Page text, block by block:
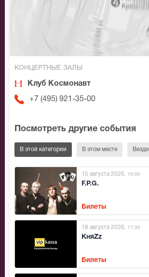
КОНЦЕРТНЫЕ ЗАЛЫ
Клуб Космонавт
+7 (495) 921-35-00
Посмотреть другие события
В этой категории В этом месте Везде
F.P.G.
15 августа 2026 , 19:00
Билеты
КняZz
18 августа 2026 , 17:30
Билеты